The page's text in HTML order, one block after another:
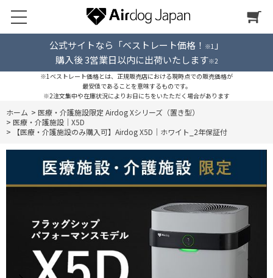
公式サイトなら「ベストレート価格！ ※1 」
購入後 3営業日以内に出荷いたします※2
※1ベストレート価格とは、正規販売店における現時点での販売価格が
最安値であることを意味するものです。
※2注文集中や在庫状況によりお日にちをいたただく場合があります
ホーム > 医療・介護施設限定 Airdog Xシリーズ（置き型）
> 医療・介護施設｜X5D
>
【医療・介護施設のみ購入可】Airdog X5D｜ホワイト_2年保証付